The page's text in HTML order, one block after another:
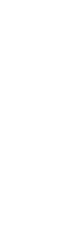
・アルバイト